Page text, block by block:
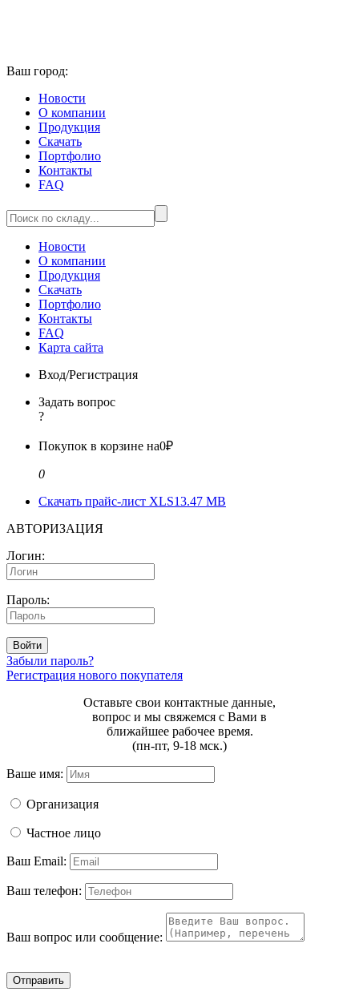
Ваш город:
Новости
О компании
Продукция
Скачать
Портфолио
Контакты
FAQ
Новости
О компании
Продукция
Скачать
Портфолио
Контакты
FAQ
Карта сайта
Вход/Регистрация
Задать вопрос
?
Покупок в корзине на0₽
0
Скачать прайс-лист XLS13.47 MB
АВТОРИЗАЦИЯ
Логин:
Пароль:
Войти
Забыли пароль?
Регистрация нового покупателя
Оставьте свои контактные данные,
вопрос и мы свяжемся с Вами в
ближайшее рабочее время.
(пн-пт, 9-18 мск.)
Ваше имя:
Организация
Частное лицо
Ваш Email:
Ваш телефон:
Ваш вопрос или сообщение:
Отправить